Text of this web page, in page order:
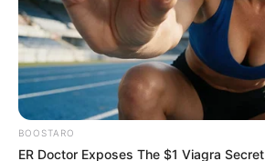
BOOSTARO
ER Doctor Exposes The $1 Viagra